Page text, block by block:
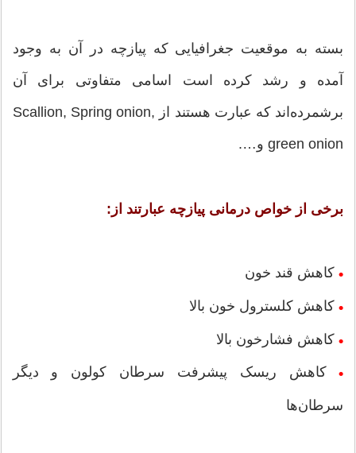
بسته به موقعیت جغرافیایی که پیازچه در آن به وجود
آمده و رشد کرده است اسامی متفاوتی برای آن
برشمرده‌اند که عبارت هستند از Scallion, Spring onion,
green onion و….
برخی از خواص درمانی پیازچه عبارتند از:
•کاهش قند خون
•کاهش کلسترول خون بالا
•کاهش فشارخون بالا
• کاهش ریسک پیشرفت سرطان کولون و دیگر
سرطان‌ها